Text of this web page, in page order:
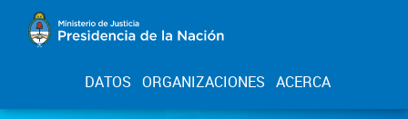
DATOS ORGANIZACIONES ACERCA